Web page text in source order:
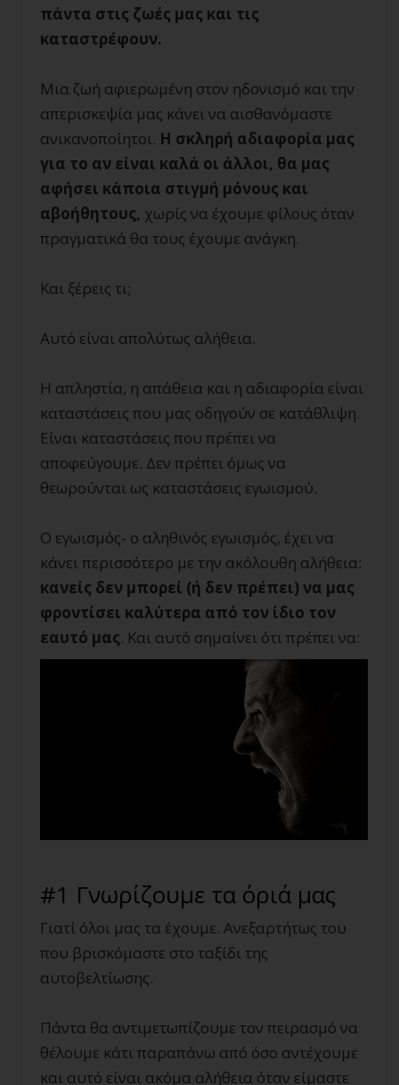
πάντα στις ζωές μας και τις
καταστρέφουν.
Μια ζωή αφιερωμένη στον ηδονισμό και την
απερισκεψία μας κάνει να αισθανόμαστε
ανικανοποίητοι. Η σκληρή αδιαφορία μας
για το αν είναι καλά οι άλλοι, θα μας
αφήσει κάποια στιγμή μόνους και
αβοήθητους, χωρίς να έχουμε φίλους όταν
πραγματικά θα τους έχουμε ανάγκη.
Και ξέρεις τι;
Αυτό είναι απολύτως αλήθεια.
Η απληστία, η απάθεια και η αδιαφορία είναι
καταστάσεις που μας οδηγούν σε κατάθλιψη.
Είναι καταστάσεις που πρέπει να
αποφεύγουμε. Δεν πρέπει όμως να
θεωρούνται ως καταστάσεις εγωισμού.
Ο εγωισμός- ο αληθινός εγωισμός, έχει να
κάνει περισσότερο με την ακόλουθη αλήθεια:
κανείς δεν μπορεί (ή δεν πρέπει) να μας
φροντίσει καλύτερα από τον ίδιο τον
εαυτό μας. Και αυτό σημαίνει ότι πρέπει να:
#1 Γνωρίζουμε τα όριά μας
Γιατί όλοι μας τα έχουμε. Ανεξαρτήτως του
που βρισκόμαστε στο ταξίδι της
αυτοβελτίωσης.
Πάντα θα αντιμετωπίζουμε τον πειρασμό να
θέλουμε κάτι παραπάνω από όσο αντέχουμε
και αυτό είναι ακόμα αλήθεια όταν είμαστε